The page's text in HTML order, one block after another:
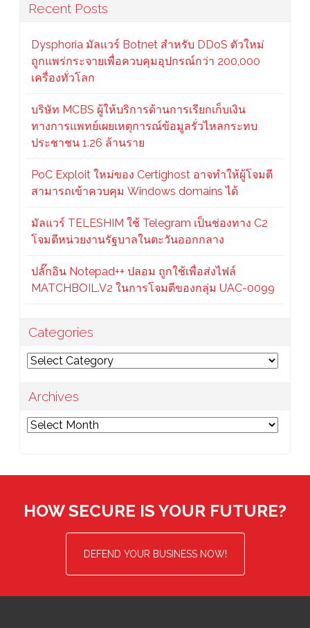
Recent Posts
Dysphoria มัลแวร์ Botnet สำหรับ DDoS ตัวใหม่
ถูกแพร่กระจายเพื่อควบคุมอุปกรณ์กว่า 200,000
เครื่องทั่วโลก
บริษัท MCBS ผู้ให้บริการด้านการเรียกเก็บเงิน
ทางการแพทย์เผยเหตุการณ์ข้อมูลรั่วไหลกระทบ
ประชาชน 1.26 ล้านราย
PoC Exploit ใหม่ของ Certighost อาจทำให้ผู้โจมตี
สามารถเข้าควบคุม Windows domains ได้
มัลแวร์ TELESHIM ใช้ Telegram เป็นช่องทาง C2
โจมตีหน่วยงานรัฐบาลในตะวันออกกลาง
ปลั๊กอิน Notepad++ ปลอม ถูกใช้เพื่อส่งไฟล์
MATCHBOIL.V2 ในการโจมตีของกลุ่ม UAC-0099
Categories
Categories
Archives
Archives
HOW SECURE IS YOUR FUTURE?
DEFEND YOUR BUSINESS NOW!